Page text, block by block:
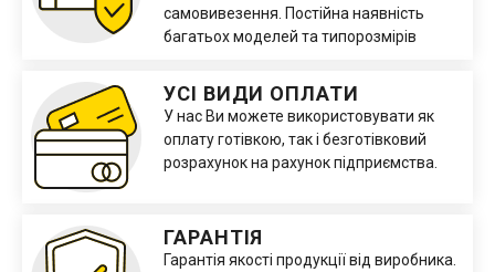
самовивезення. Постійна наявність
багатьох моделей та типорозмірів
УСІ ВИДИ ОПЛАТИ
У нас Ви можете використовувати як
оплату готівкою, так і безготівковий
розрахунок на рахунок підприємства.
ГАРАНТІЯ
Гарантія якості продукції від виробника.